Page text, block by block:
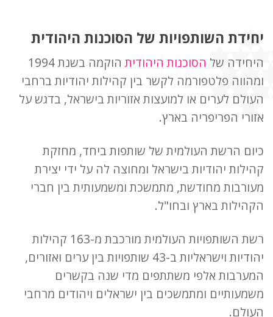
יחידת השותפויות של הסוכנות היהודית
היחידה של הסוכנות היהודית
הוקמה בשנת 1994
ומהווה פלטפורמה לקשר בין קהילות יהודיות ברחבי
העולם לערים או למועצות אזוריות בישראל, בדגש על
אזורי הפריפריה בארץ.
כיום הרשת העולמית של שותפות ביחד, מחזקת
קהילות יהודיות בישראל ומחוצה לה על ידי יצירת
מעורבות מחודשת, מתמשכת ומשמעותית בין חברי
הקהילות בארץ ובחו"ל.
רשת השותפויות העולמית מורכבת מ-163 קהילות
יהודיות וישראליות ב-43 שותפויות בין ערים ואזורים,
המערבות אלפי משתתפים מדי שנה בקשרים
משמעותיים ומתמשכים בין ישראלים ויהודים מרחבי
העולם.